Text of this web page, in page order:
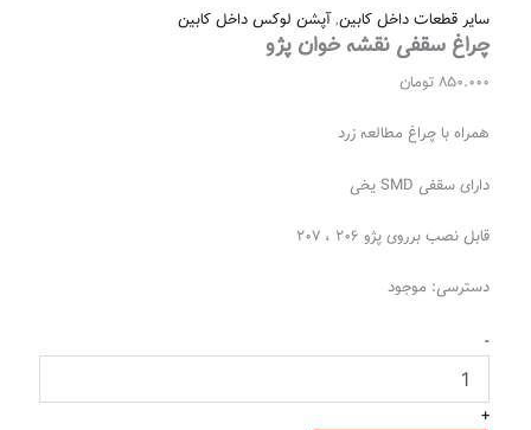
سایر قطعات داخل کابین,آپشن لوکس داخل کابین
چراغ سقفی نقشه خوان پژو
850.000 تومان
همراه با چراغ مطالعه زرد
دارای سقفی SMD یخی
قابل نصب برروی پژو ۲۰۶ ، ۲۰۷
دسترسی: موجود
-
+